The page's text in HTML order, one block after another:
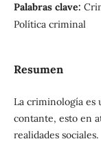
Palabras clave:
Política criminal
Resumen
La criminología es
contante, esto en
realidades sociales.